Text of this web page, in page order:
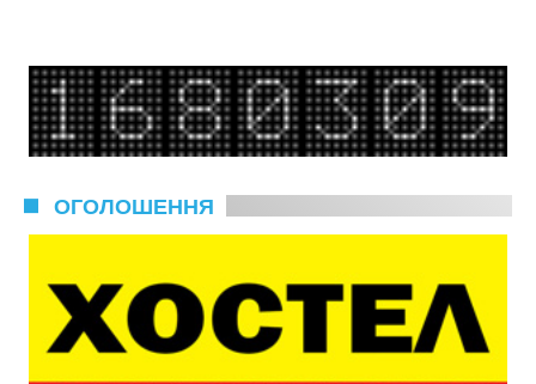
ОГОЛОШЕННЯ